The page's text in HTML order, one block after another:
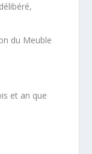
du Meuble
et an que